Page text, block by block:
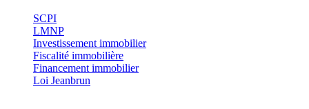
SCPI
LMNP
Investissement immobilier
Fiscalité immobilière
Financement immobilier
Loi Jeanbrun